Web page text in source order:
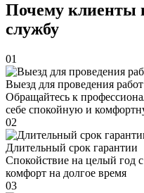
Почему клиенты
службу
01
Выезд для проведения работ
Обращайтесь к
себе спокойную и
02
Длительный срок гарантии
Спокойствие на целый год
комфорт на долгое время
03